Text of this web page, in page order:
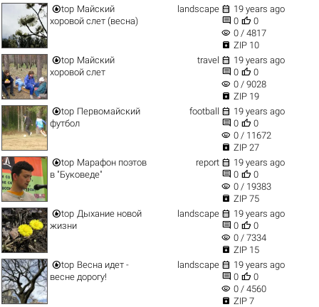
top Майский
хоровой слет (весна)
landscape  19 years ago
 0  0
visibility 0 / 4817
 ZIP 10
top Майский
хоровой слет
travel  19 years ago
 0  0
visibility 0 / 9028
 ZIP 19
top Первомайский
футбол
football  19 years ago
 0  0
visibility 0 / 11672
 ZIP 27
top Марафон поэтов
в "Буковеде"
report  19 years ago
 0  0
visibility 0 / 19383
 ZIP 75
top Дыхание новой
жизни
landscape  19 years ago
 0  0
visibility 0 / 7334
 ZIP 15
top Весна идет -
весне дорогу!
landscape  19 years ago
 0  0
visibility 0 / 4560
 ZIP 7